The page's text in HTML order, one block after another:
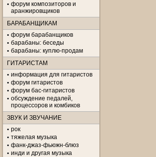
форум композиторов и
аранжировщиков
БАРАБАНЩИКАМ
форум барабанщиков
барабаны: беседы
барабаны: куплю-продам
ГИТАРИСТАМ
информация для гитаристов
форум гитаристов
форум бас-гитаристов
обсуждение педалей,
процессоров и комбиков
ЗВУК И ЗВУЧАНИЕ
рок
тяжелая музыка
фанк-джаз-фьюжн-блюз
инди и другая музыка